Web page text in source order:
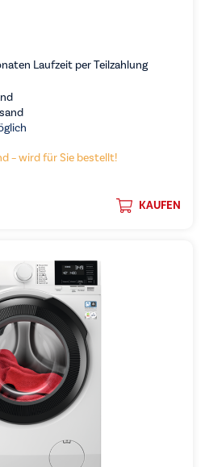
Laufzeit per Teilzahlung
– wird für Sie bestellt!
KAUFEN